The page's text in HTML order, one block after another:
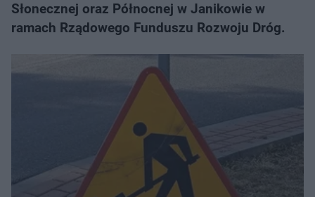
Słonecznej oraz Północnej w Janikowie w
ramach Rządowego Funduszu Rozwoju Dróg.